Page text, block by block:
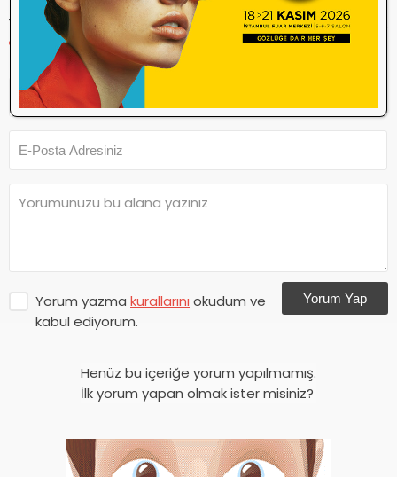
YORUM YAP
Yorum yazma kurallarını okudum ve
kabul ediyorum.
Yorum Yap
Henüz bu içeriğe yorum yapılmamış.
İlk yorum yapan olmak ister misiniz?